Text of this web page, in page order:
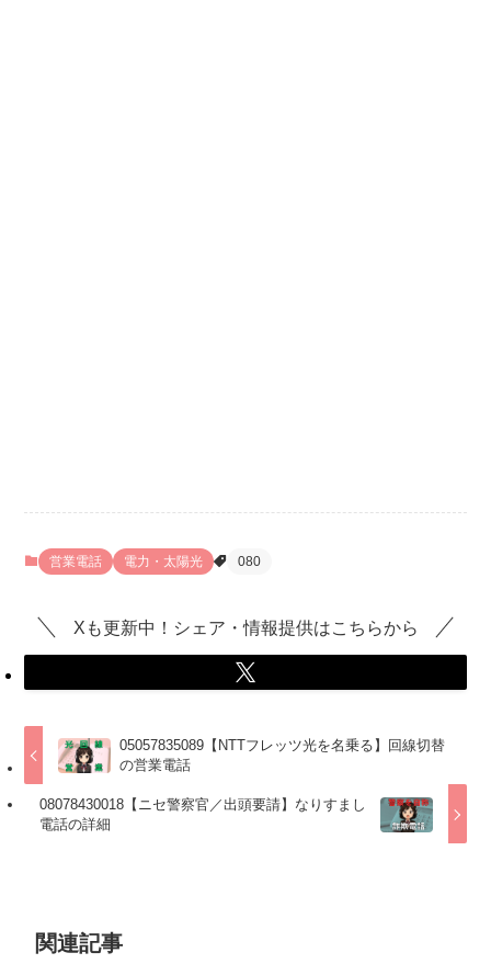
営業電話 電力・太陽光 080
Xも更新中！シェア・情報提供はこちらから
05057835089【NTTフレッツ光を名乗る】回線切替
の営業電話
08078430018【ニセ警察官／出頭要請】なりすまし
電話の詳細
関連記事